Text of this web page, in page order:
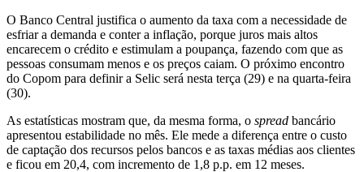
O Banco Central justifica o aumento da taxa com a necessidade de
esfriar a demanda e conter a inflação, porque juros mais altos
encarecem o crédito e estimulam a poupança, fazendo com que as
pessoas consumam menos e os preços caiam. O próximo encontro
do Copom para definir a Selic será nesta terça (29) e na quarta-feira
(30).
As estatísticas mostram que, da mesma forma, o spread bancário
apresentou estabilidade no mês. Ele mede a diferença entre o custo
de captação dos recursos pelos bancos e as taxas médias aos clientes
e ficou em 20,4, com incremento de 1,8 p.p. em 12 meses.